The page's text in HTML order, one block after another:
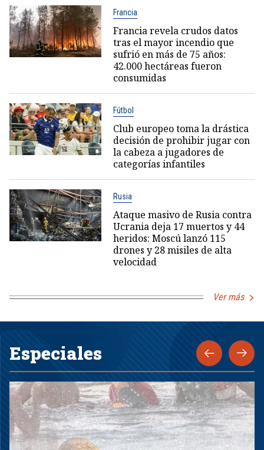
Francia
Francia revela crudos datos
tras el mayor incendio que
sufrió en más de 75 años:
42.000 hectáreas fueron
consumidas
Fútbol
Club europeo toma la drástica
decisión de prohibir jugar con
la cabeza a jugadores de
categorías infantiles
Rusia
Ataque masivo de Rusia contra
Ucrania deja 17 muertos y 44
heridos: Moscú lanzó 115
drones y 28 misiles de alta
velocidad
Ver más
Especiales